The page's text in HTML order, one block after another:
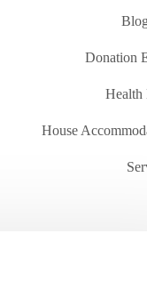
Donation
Health
House